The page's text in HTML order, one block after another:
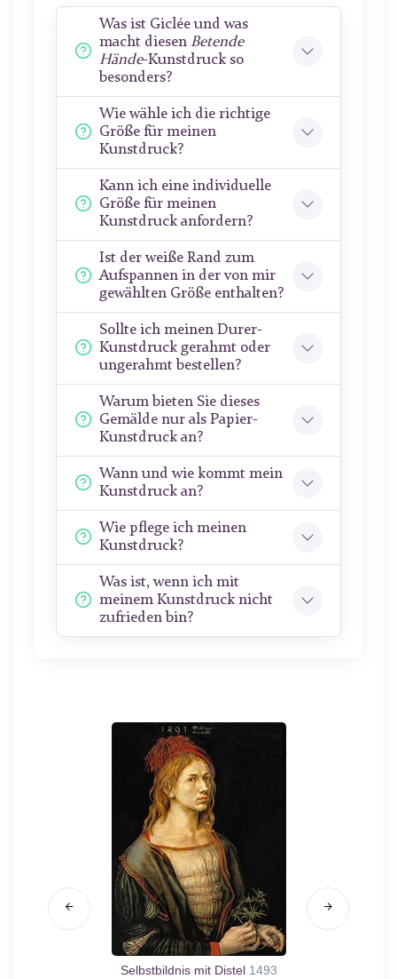
Was ist Giclée und was
macht diesen Betende
Hände-Kunstdruck so
besonders?
Wie wähle ich die richtige
Größe für meinen
Kunstdruck?
Kann ich eine individuelle
Größe für meinen
Kunstdruck anfordern?
Ist der weiße Rand zum
Aufspannen in der von mir
gewählten Größe enthalten?
Sollte ich meinen Durer-
Kunstdruck gerahmt oder
ungerahmt bestellen?
Warum bieten Sie dieses
Gemälde nur als Papier-
Kunstdruck an?
Wann und wie kommt mein
Kunstdruck an?
Wie pflege ich meinen
Kunstdruck?
Was ist, wenn ich mit
meinem Kunstdruck nicht
zufrieden bin?
Selbstbildnis mit Distel 1493